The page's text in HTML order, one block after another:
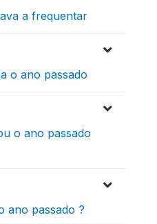
a frequentar
o ano passado
o ano passado
ano passado ?